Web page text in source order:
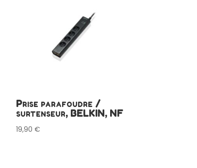
Prise parafoudre /
surtenseur, BELKIN, NF
19,90€